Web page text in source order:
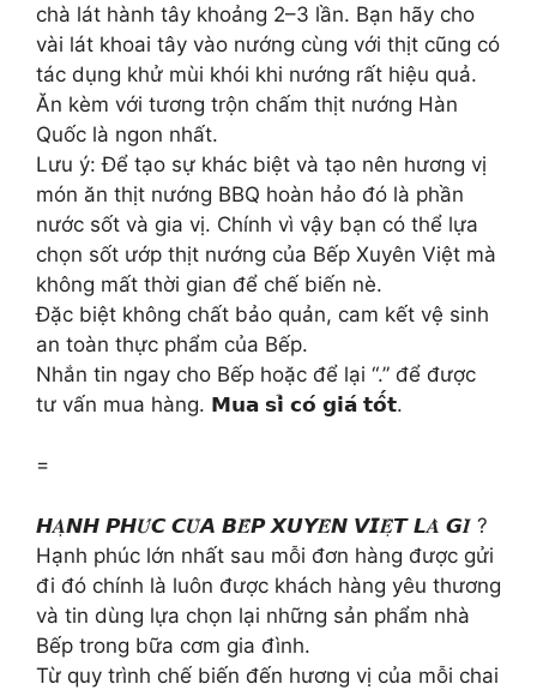
chà lát hành tây khoảng 2–3 lần. Bạn hãy cho
vài lát khoai tây vào nướng cùng với thịt cũng có
tác dụng khử mùi khói khi nướng rất hiệu quả.
Ăn kèm với tương trộn chấm thịt nướng Hàn
Quốc là ngon nhất.
Lưu ý: Để tạo sự khác biệt và tạo nên hương vị
món ăn thịt nướng BBQ hoàn hảo đó là phần
nước sốt và gia vị. Chính vì vậy bạn có thể lựa
chọn sốt ướp thịt nướng của Bếp Xuyên Việt mà
không mất thời gian để chế biến nè.
Đặc biệt không chất bảo quản, cam kết vệ sinh
an toàn thực phẩm của Bếp.
Nhắn tin ngay cho Bếp hoặc để lại “.” để được
tư vấn mua hàng. 𝗠𝘂𝗮 𝘀𝗶̉ 𝗰𝗼́ 𝗴𝗶𝗮́ 𝘁𝗼̂́𝘁.
=
𝙃𝑨̣𝙉𝙃 𝙋𝙃𝑼́𝘾 𝘾𝑼̉𝘼 𝘽𝑬̂́𝙋 𝙓𝙐𝙔𝑬̂𝙉 𝙑𝙄𝑬̣̂𝙏 𝙇𝑨̀ 𝙂𝑰̀ ?
Hạnh phúc lớn nhất sau mỗi đơn hàng được gửi
đi đó chính là luôn được khách hàng yêu thương
và tin dùng lựa chọn lại những sản phẩm nhà
Bếp trong bữa cơm gia đình.
Từ quy trình chế biến đến hương vị của mỗi chai